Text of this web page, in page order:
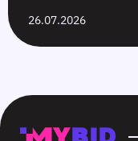
26.07.2026